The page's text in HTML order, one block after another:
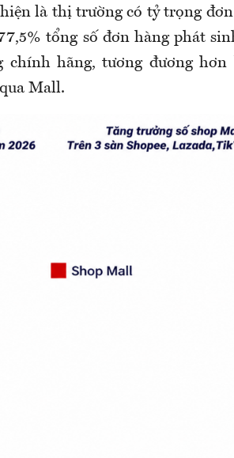
là thị trường có tỷ trọng
tổng số đơn hàng phát
chính hãng, tương đương
Mall.